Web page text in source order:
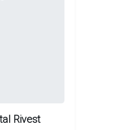
Rivest